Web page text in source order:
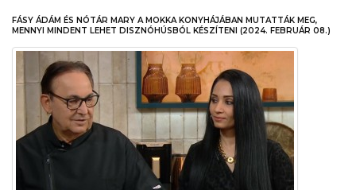
FÁSY ÁDÁM ÉS NÓTÁR MARY A MOKKA KONYHÁJÁBAN MUTATTÁK MEG,
MENNYI MINDENT LEHET DISZNÓHÚSBÓL KÉSZÍTENI (2024. FEBRUÁR 08.)